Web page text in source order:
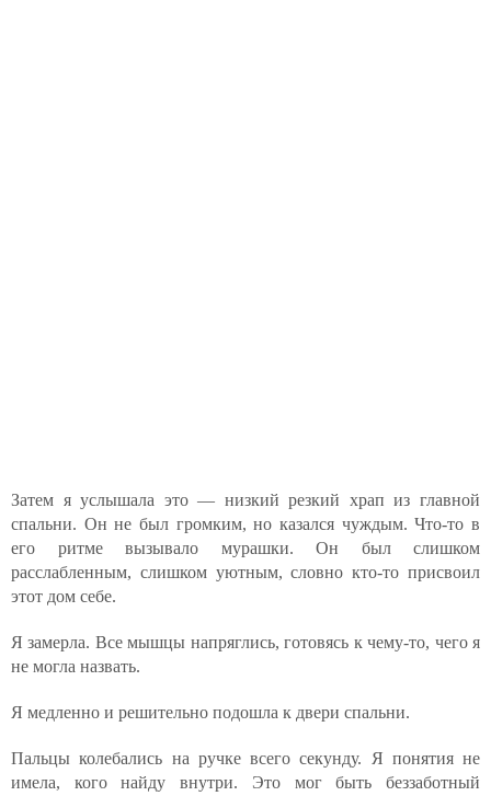
Затем я услышала это — низкий резкий храп из главной
спальни. Он не был громким, но казался чуждым. Что-то в
его ритме вызывало мурашки. Он был слишком
расслабленным, слишком уютным, словно кто-то присвоил
этот дом себе.
Я замерла. Все мышцы напряглись, готовясь к чему-то, чего я
не могла назвать.
Я медленно и решительно подошла к двери спальни.
Пальцы колебались на ручке всего секунду. Я понятия не
имела, кого найду внутри. Это мог быть беззаботный